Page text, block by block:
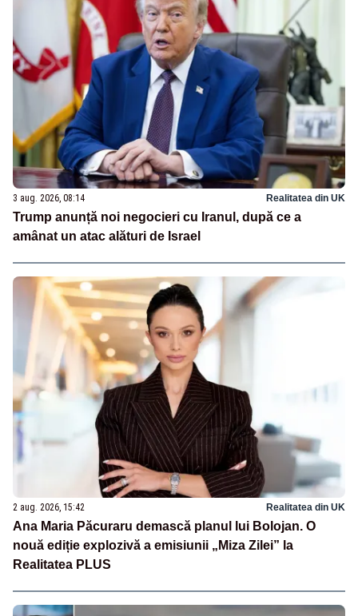
3 aug. 2026, 08:14 Realitatea din UK
Trump anunță noi negocieri cu Iranul, după ce a
amânat un atac alături de Israel
2 aug. 2026, 15:42 Realitatea din UK
Ana Maria Păcuraru demască planul lui Bolojan. O
nouă ediție explozivă a emisiunii „Miza Zilei” la
Realitatea PLUS